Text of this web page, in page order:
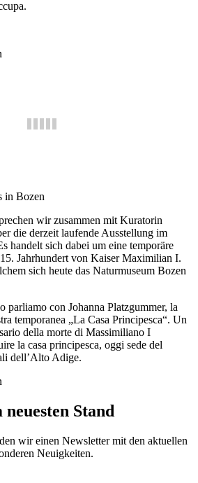
in Bozen
wir zusammen mit Kuratorin
die derzeit laufende Ausstellung im
handelt sich dabei um eine temporäre
Jahrhundert von Kaiser Maximilian I.
sich heute das Naturmuseum Bozen
parliamo con Johanna Platzgummer, la
temporanea „La Casa Principesca“. Un
della morte di Massimiliano I
la casa principesca, oggi sede del
dell’Alto Adige.
Stand
wir einen Newsletter mit den aktuellen
Neuigkeiten.